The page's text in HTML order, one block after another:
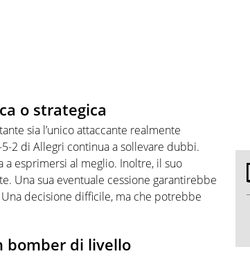
o strategica
sia l’unico attaccante realmente
2 di Allegri continua a sollevare dubbi.
esprimersi al meglio. Inoltre, il suo
Una sua eventuale cessione garantirebbe
decisione difficile, ma che potrebbe
bomber di livello